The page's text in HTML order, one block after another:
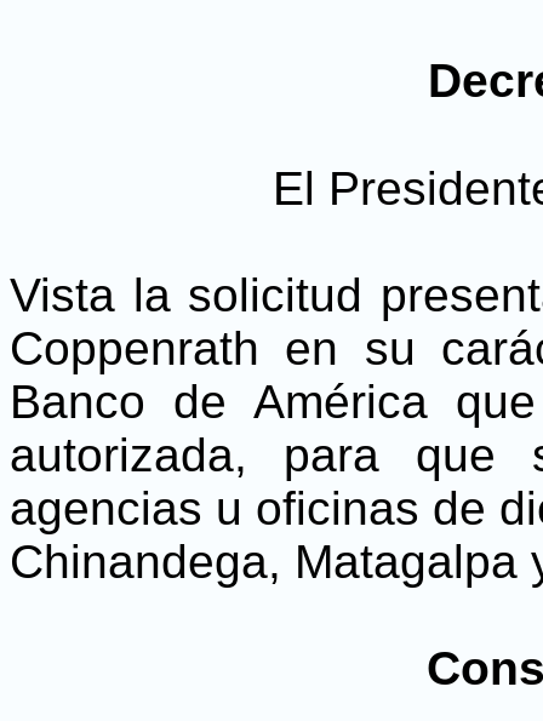
El
Vista la solicitud
Coppenrath en su
Banco de América
autorizada, para
agencias u oficinas de
Chinandega, Matagalpa